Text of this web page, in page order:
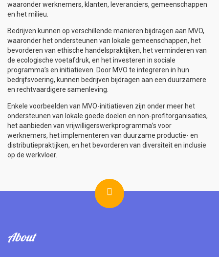
waaronder werknemers, klanten, leveranciers, gemeenschappen
en het milieu.
Bedrijven kunnen op verschillende manieren bijdragen aan MVO,
waaronder het ondersteunen van lokale gemeenschappen, het
bevorderen van ethische handelspraktijken, het verminderen van
de ecologische voetafdruk, en het investeren in sociale
programma’s en initiatieven. Door MVO te integreren in hun
bedrijfsvoering, kunnen bedrijven bijdragen aan een duurzamere
en rechtvaardigere samenleving.
Enkele voorbeelden van MVO-initiatieven zijn onder meer het
ondersteunen van lokale goede doelen en non-profitorganisaties,
het aanbieden van vrijwilligerswerkprogramma’s voor
werknemers, het implementeren van duurzame productie- en
distributiepraktijken, en het bevorderen van diversiteit en inclusie
op de werkvloer.
About